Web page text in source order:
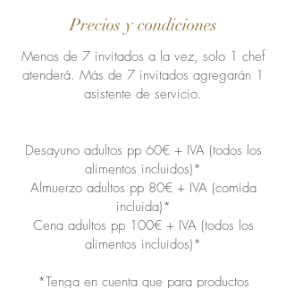
Precios y condiciones
Menos de 7 invitados a la vez, solo 1 chef
atenderá. Más de 7 invitados agregarán 1
asistente de servicio.
Desayuno adultos pp 60€ + IVA (todos los
alimentos incluidos)*
Almuerzo adultos pp 80€ + IVA (comida
incluida)*
Cena adultos pp 100€ + IVA (todos los
alimentos incluidos)*
*Tenga en cuenta que para productos